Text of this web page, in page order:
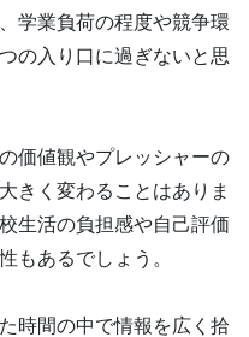
学業負荷の程度や競争環
の入り口に過ぎないと思
価値観やプレッシャーの
きく変わることはありま
生活の負担感や自己評価
もあるでしょう。
時間の中で情報を広く拾